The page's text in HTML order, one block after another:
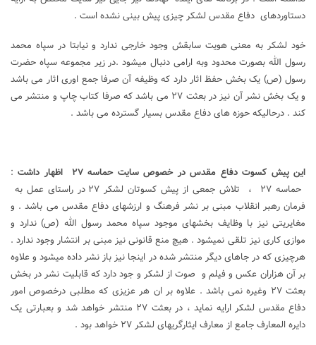
دستاوردهای دفاع مقدس لشکر چیزی پیش بینی نشده است .
خود لشکر به معنی هویت سابقش وجود خارجی ندارد و نیابتا در سپاه محمد
رسول الله بصورت محدود وبه ارامی دنبال میشود .در زیر مجموعه سپاه حضرت
رسول (ص) یک بخش حفظ اثار دارد که وظیفه آن صرفا جمع اوری اثار می باشد
و یک بخش نشر آن نیز در بعثت ۲۷ می باشد که صرفا کتاب چاپ و منتشر می
کند . درحالیکه حوزه های دفاع مقدس بسیار گسترده می باشد .
این پیش کسوت دفاع مقدس در خصوص سایت حماسه ۲۷ اظهار داشت
:
حماسه ۲۷ ، تلاش جمعی از پیش کسوتان لشکر ۲۷ در راستای عمل به
فرمان رهبر انقلاب مبنی بر نشر فرهنگ و ارزشهای دفاع مقدس می باشد . و
مغایریتی نیز با وظایف بخشهای موجود سپاه محمد رسول الله (ص) ندارد و
موازی کاری نیز تلقی نمیشود . هیچ منع قانونی نیز مبنی بر انتشار وجود ندارد .
هرچیزی که در جاهای دیگر منتشر شده در اینجا نیز باز نشر داده میشود و علاوه
بر آن هزاران عکس و فیلم و صوت از لشکر و جود دارد که قابلیت نشر در بخش
بعثت ۲۷ وغیره نمی باشد . علاوه بر ان هر عزیزی که مطلبی درخصوص امور
دفاع مقدس لشکر ارایه نماید ، در بعثت ۲۷ منتشر خواهد شد و بعبارتی یک
دایره المعارف جامع از معارف ایثارگریهای لشکر ۲۷ خواهد بود .